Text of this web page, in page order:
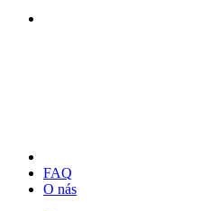
FAQ
O nás